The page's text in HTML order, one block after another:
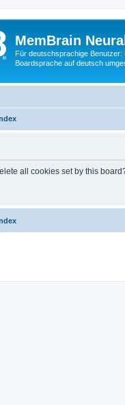
MemBrain
Für deutschsprachige Benutzer:
Boardsprache auf deutsch
all cookies set by this